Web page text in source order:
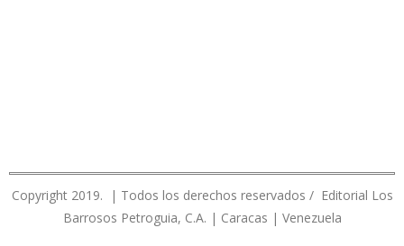
Copyright 2019. | Todos los derechos reservados / Editorial Los
Barrosos Petroguia, C.A. | Caracas | Venezuela